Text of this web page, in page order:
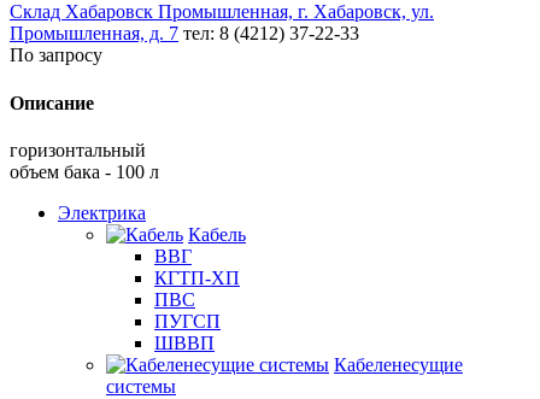
Склад Хабаровск Промышленная, г. Хабаровск, ул.
Промышленная, д. 7 тел: 8 (4212) 37-22-33
По запросу
Описание
горизонтальный
объем бака - 100 л
Электрика
Кабель
ВВГ
КГТП-ХП
ПВС
ПУГСП
ШВВП
Кабеленесущие
системы